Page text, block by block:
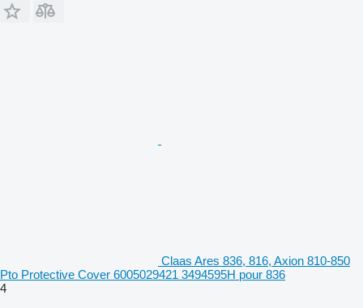
Claas Ares 836, 816, Axion 810-850
Pto Protective Cover 6005029421 3494595H pour 836
4